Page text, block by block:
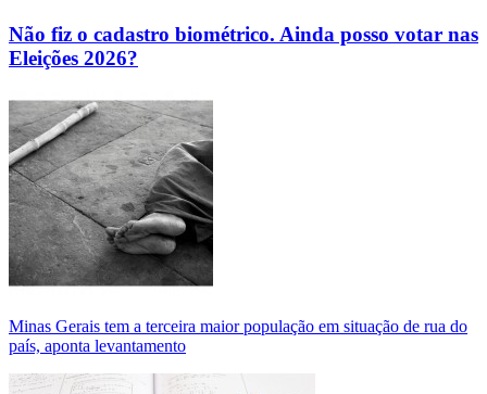
Não fiz o cadastro biométrico. Ainda posso votar nas
Eleições 2026?
Minas Gerais tem a terceira maior população em situação de rua do
país, aponta levantamento